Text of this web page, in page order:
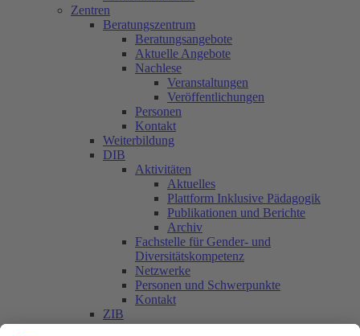
Zentren
Beratungszentrum
Beratungsangebote
Aktuelle Angebote
Nachlese
Veranstaltungen
Veröffentlichungen
Personen
Kontakt
Weiterbildung
DIB
Aktivitäten
Aktuelles
Plattform Inklusive Pädagogik
Publikationen und Berichte
Archiv
Fachstelle für Gender- und
Diversitätskompetenz
Netzwerke
Personen und Schwerpunkte
Kontakt
ZIB
Päd. Praktische Studien